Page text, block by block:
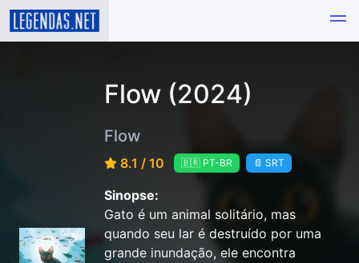
Flow (2024)
Flow
8.1 / 10 🇧🇷 PT-BR 📄 SRT
Sinopse:
Gato é um animal solitário, mas
quando seu lar é destruído por uma
grande inundação, ele encontra